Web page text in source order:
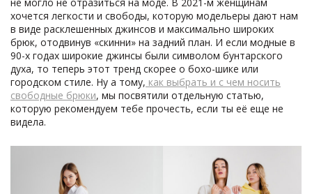
хочется легкости и свободы, которую модельеры дают нам
в виде расклешенных джинсов и максимально широких
брюк, отодвинув «скинни» на задний план. И если модные в
90-х годах широкие джинсы были символом бунтарского
духа, то теперь этот тренд скорее о бохо-шике или
городском стиле. Ну а тому, как выбрать и с чем носить
свободные брюки, мы посвятили отдельную статью,
которую рекомендуем тебе прочесть, если ты её еще не
видела.